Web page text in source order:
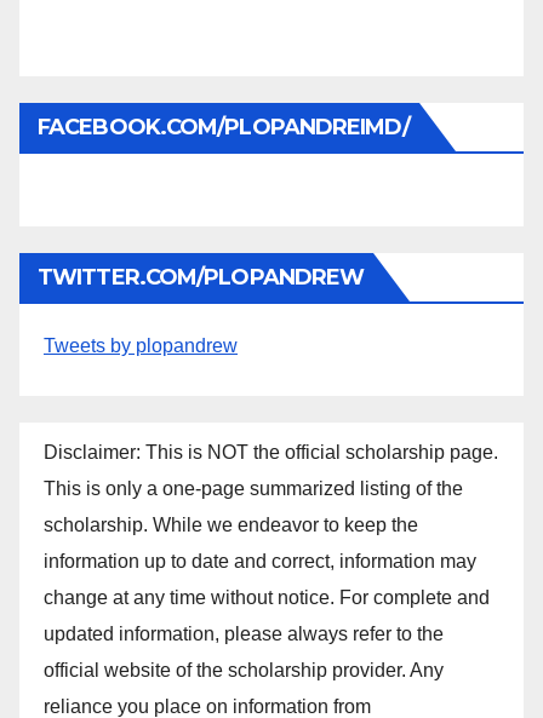
FACEBOOK.COM/PLOPANDREIMD/
TWITTER.COM/PLOPANDREW
Tweets by plopandrew
Disclaimer: This is NOT the official scholarship page.
This is only a one-page summarized listing of the
scholarship. While we endeavor to keep the
information up to date and correct, information may
change at any time without notice. For complete and
updated information, please always refer to the
official website of the scholarship provider. Any
reliance you place on information from